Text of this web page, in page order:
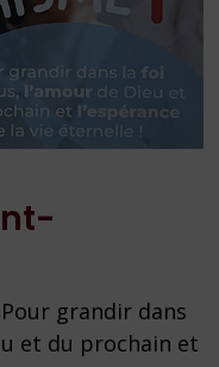
grandir dans
et du prochain et